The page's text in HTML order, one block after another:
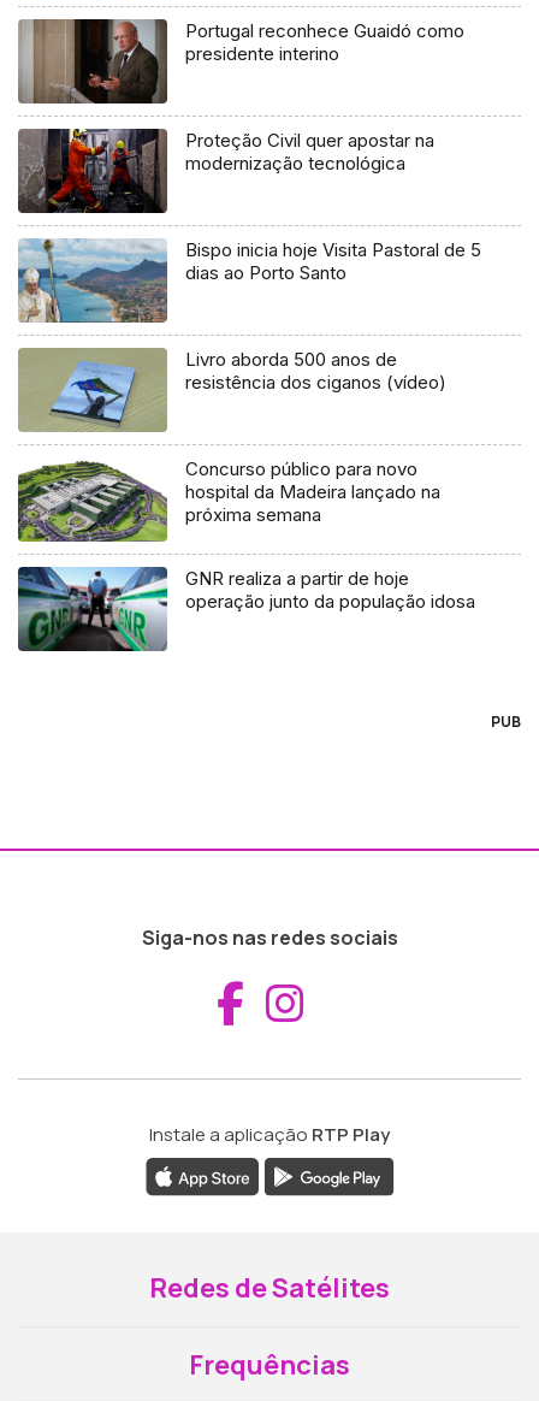
Portugal reconhece Guaidó como
presidente interino
Proteção Civil quer apostar na
modernização tecnológica
Bispo inicia hoje Visita Pastoral de 5
dias ao Porto Santo
Livro aborda 500 anos de
resistência dos ciganos (vídeo)
Concurso público para novo
hospital da Madeira lançado na
próxima semana
GNR realiza a partir de hoje
operação junto da população idosa
PUB
Siga-nos nas redes sociais
Aceder ao
Instale a aplicação RTP Play
Redes de Satélites
Frequências